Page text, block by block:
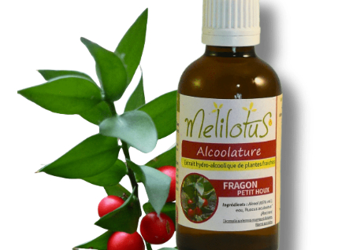
Santé & Bien-Être
Ateliers & Formations
Nous trouver